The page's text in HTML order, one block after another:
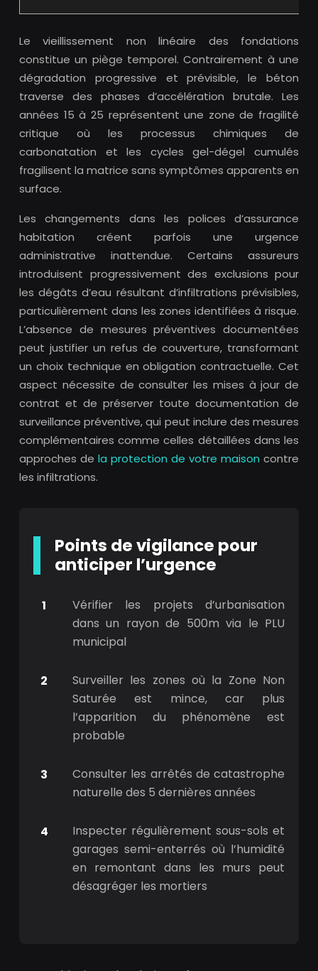
Le vieillissement non linéaire des fondations
constitue un piège temporel. Contrairement à une
dégradation progressive et prévisible, le béton
traverse des phases d’accélération brutale. Les
années 15 à 25 représentent une zone de fragilité
critique où les processus chimiques de
carbonatation et les cycles gel-dégel cumulés
fragilisent la matrice sans symptômes apparents en
surface.
Les changements dans les polices d’assurance
habitation créent parfois une urgence
administrative inattendue. Certains assureurs
introduisent progressivement des exclusions pour
les dégâts d’eau résultant d’infiltrations prévisibles,
particulièrement dans les zones identifiées à risque.
L’absence de mesures préventives documentées
peut justifier un refus de couverture, transformant
un choix technique en obligation contractuelle. Cet
aspect nécessite de consulter les mises à jour de
contrat et de préserver toute documentation de
surveillance préventive, qui peut inclure des mesures
complémentaires comme celles détaillées dans les
approches de la protection de votre maison contre
les infiltrations.
Points de vigilance pour
anticiper l’urgence
Vérifier les projets d’urbanisation
dans un rayon de 500m via le PLU
municipal
Surveiller les zones où la Zone Non
Saturée est mince, car plus
l’apparition du phénomène est
probable
Consulter les arrêtés de catastrophe
naturelle des 5 dernières années
Inspecter régulièrement sous-sols et
garages semi-enterrés où l’humidité
en remontant dans les murs peut
désagréger les mortiers